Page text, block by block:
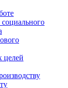
целей